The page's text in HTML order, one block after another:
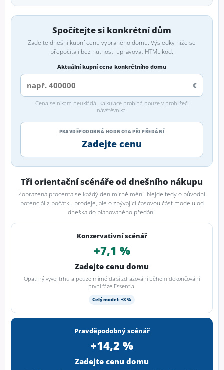
Spočítejte si konkrétní dům
Zadejte dnešní kupní cenu vybraného domu. Výsledky níže se
přepočítají bez nutnosti upravovat HTML kód.
Aktuální kupní cena konkrétního domu
€
Cena se nikam neukládá. Kalkulace probíhá pouze v prohlížeči
návštěvníka.
PRAVDĚPODOBNÁ HODNOTA PŘI PŘEDÁNÍ
Zadejte cenu
Tři orientační scénáře od dnešního nákupu
Zobrazená procenta se každý den mírně mění. Nejde tedy o původní
potenciál z počátku prodeje, ale o zbývající časovou část modelu od
dneška do plánovaného předání.
Konzervativní scénář
+7,1 %
Zadejte cenu domu
Opatrný vývoj trhu a pouze mírné další zdražování během dokončování
první fáze Essentia.
Celý model: +8 %
Pravděpodobný scénář
+14,2 %
Zadejte cenu domu